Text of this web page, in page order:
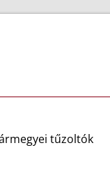
tűzoltók